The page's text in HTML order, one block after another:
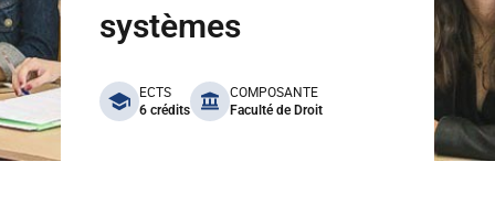
systèmes
benefits
ECTS
6 crédits
COMPOSANTE
Faculté de Droit